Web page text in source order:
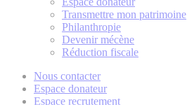
Transmettre mon patrimoine
Philanthropie
Devenir mécène
Réduction fiscale
Nous contacter
Espace donateur
Espace recrutement